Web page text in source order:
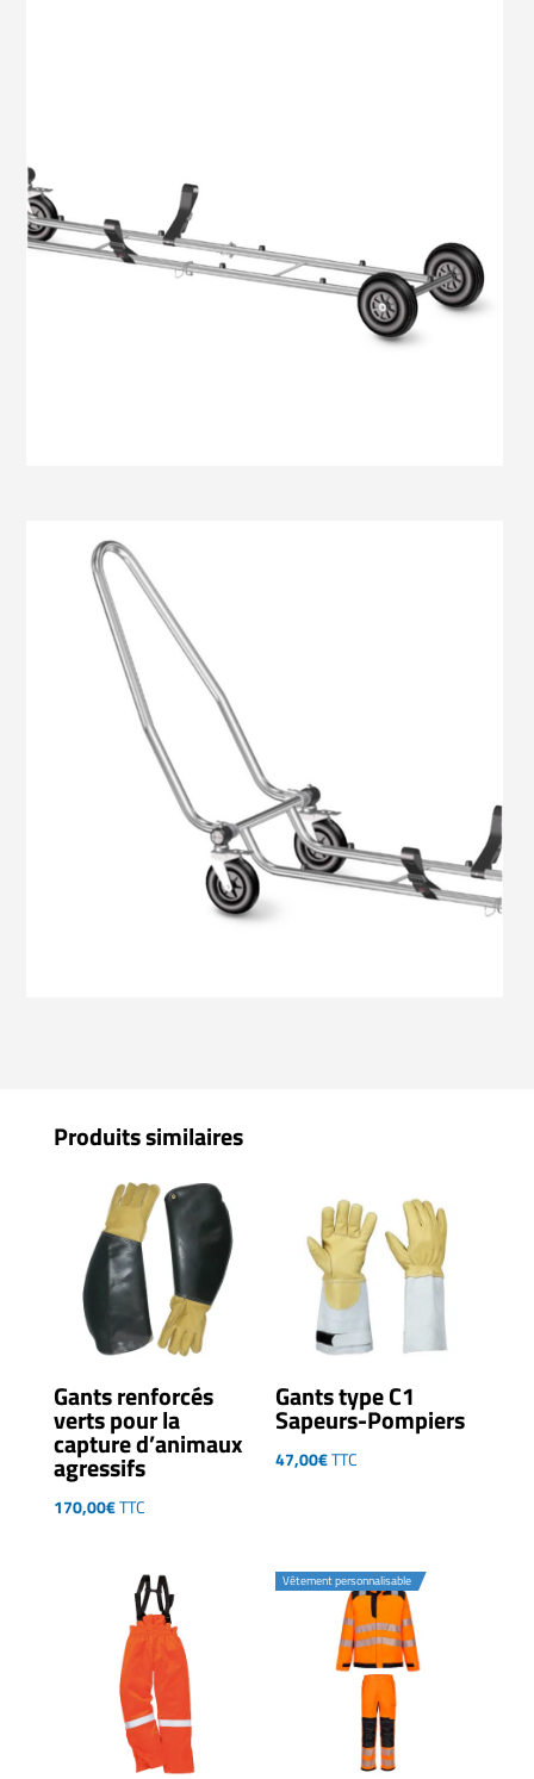
Produits similaires
Gants renforcés
verts pour la
capture d’animaux
agressifs
170,00€TTC
Gants type C1
Sapeurs-Pompiers
47,00€TTC
Vêtement personnalisable